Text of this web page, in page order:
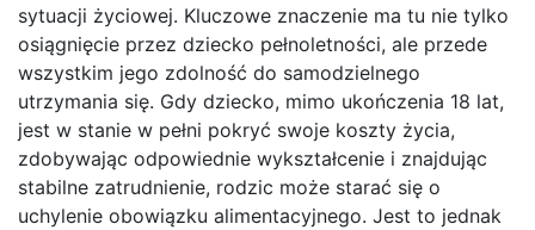
sytuacji życiowej. Kluczowe znaczenie ma tu nie tylko
osiągnięcie przez dziecko pełnoletności, ale przede
wszystkim jego zdolność do samodzielnego
utrzymania się. Gdy dziecko, mimo ukończenia 18 lat,
jest w stanie w pełni pokryć swoje koszty życia,
zdobywając odpowiednie wykształcenie i znajdując
stabilne zatrudnienie, rodzic może starać się o
uchylenie obowiązku alimentacyjnego. Jest to jednak